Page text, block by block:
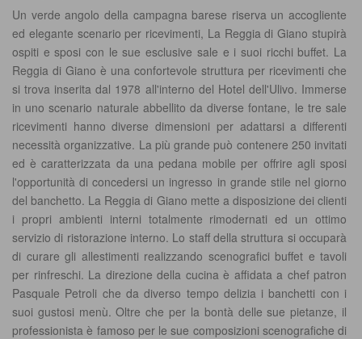
Un verde angolo della campagna barese riserva un accogliente
ed elegante scenario per ricevimenti, La Reggia di Giano stupirà
ospiti e sposi con le sue esclusive sale e i suoi ricchi buffet. La
Reggia di Giano è una confortevole struttura per ricevimenti che
si trova inserita dal 1978 all'interno del Hotel dell'Ulivo. Immerse
in uno scenario naturale abbellito da diverse fontane, le tre sale
ricevimenti hanno diverse dimensioni per adattarsi a differenti
necessità organizzative. La più grande può contenere 250 invitati
ed è caratterizzata da una pedana mobile per offrire agli sposi
l'opportunità di concedersi un ingresso in grande stile nel giorno
del banchetto. La Reggia di Giano mette a disposizione dei clienti
i propri ambienti interni totalmente rimodernati ed un ottimo
servizio di ristorazione interno. Lo staff della struttura si occuparà
di curare gli allestimenti realizzando scenografici buffet e tavoli
per rinfreschi. La direzione della cucina è affidata a chef patron
Pasquale Petroli che da diverso tempo delizia i banchetti con i
suoi gustosi menù. Oltre che per la bontà delle sue pietanze, il
professionista è famoso per le sue composizioni scenografiche di